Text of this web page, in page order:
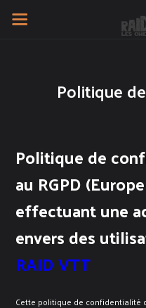
Politique
Politique de
au RGPD
effectuant une
envers des
RAID VTT
Cette politique de confidentialité